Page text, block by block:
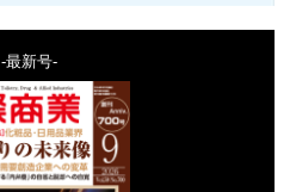
-最新号-